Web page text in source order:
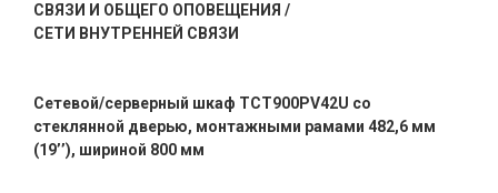
СВЯЗИ И ОБЩЕГО ОПОВЕЩЕНИЯ /
СЕТИ ВНУТРЕННЕЙ СВЯЗИ
Сетевой/серверный шкаф TCT900PV42U со
стеклянной дверью, монтажными рамами 482,6 мм
(19’’), шириной 800 мм